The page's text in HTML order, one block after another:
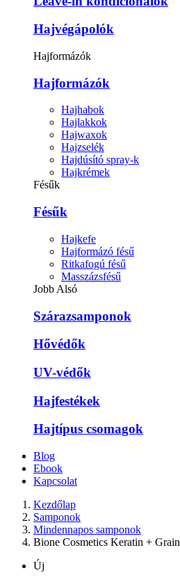
Hajvégápolók
Hajformázók
Hajformázók
Hajhabok
Hajlakkok
Hajwaxok
Hajzselék
Hajdúsító spray-k
Hajkrémek
Fésűk
Fésűk
Hajkefe
Hajformázó fésű
Ritkafogú fésű
Masszázsfésű
Jobb Alsó
Szárazsamponok
Hővédők
UV-védők
Hajfestékek
Hajtípus csomagok
Blog
Ebook
Kapcsolat
Kezdőlap
Samponok
Mindennapos samponok
Bione Cosmetics Keratin + Grain
Új